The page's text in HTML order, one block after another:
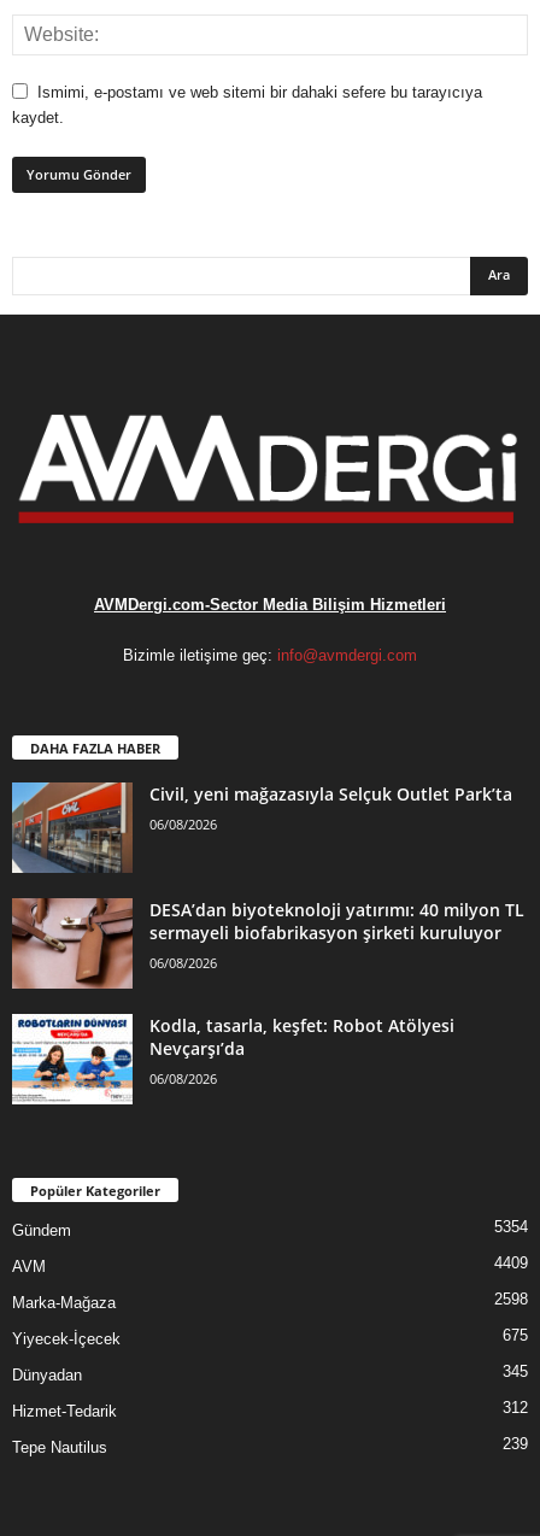
Ismimi, e-postamı ve web sitemi bir dahaki sefere bu tarayıcıya
kaydet.
AVMDergi.com-Sector Media Bilişim Hizmetleri
Bizimle iletişime geç: info@avmdergi.com
DAHA FAZLA HABER
Civil, yeni mağazasıyla Selçuk Outlet Park’ta
06/08/2026
DESA’dan biyoteknoloji yatırımı: 40 milyon TL
sermayeli biofabrikasyon şirketi kuruluyor
06/08/2026
Kodla, tasarla, keşfet: Robot Atölyesi
Nevçarşı’da
06/08/2026
Popüler Kategoriler
Gündem 5354
AVM 4409
Marka-Mağaza 2598
Yiyecek-İçecek 675
Dünyadan 345
Hizmet-Tedarik 312
Tepe Nautilus 239